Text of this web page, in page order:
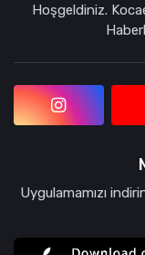
Hoşgeldiniz.
Uygulamamızı